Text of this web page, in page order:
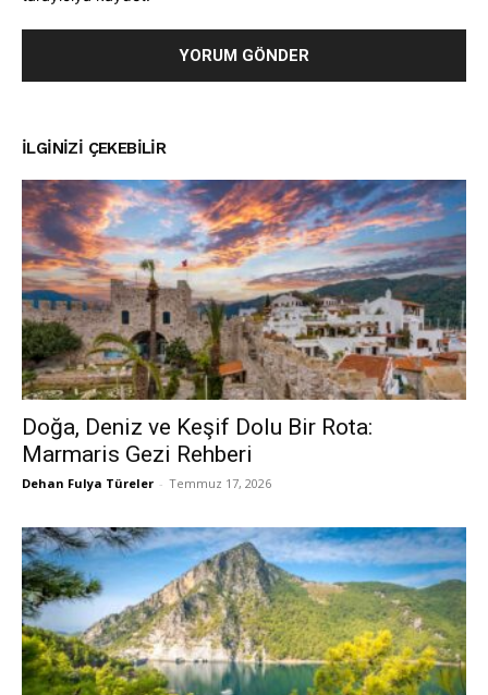
İLGINIZI ÇEKEBILIR
Doğa, Deniz ve Keşif Dolu Bir Rota:
Marmaris Gezi Rehberi
Dehan Fulya Türeler - Temmuz 17, 2026